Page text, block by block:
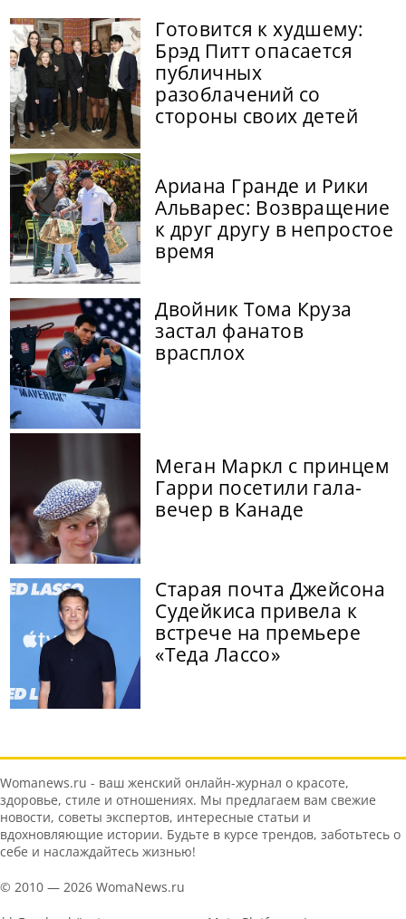
Готовится к худшему:
Брэд Питт опасается
публичных
разоблачений со
стороны своих детей
Ариана Гранде и Рики
Альварес: Возвращение
к друг другу в непростое
время
Двойник Тома Круза
застал фанатов
врасплох
Меган Маркл с принцем
Гарри посетили гала-
вечер в Канаде
Старая почта Джейсона
Судейкиса привела к
встрече на премьере
«Теда Лассо»
Womanews.ru - ваш женский онлайн-журнал о красоте,
здоровье, стиле и отношениях. Мы предлагаем вам свежие
новости, советы экспертов, интересные статьи и
вдохновляющие истории. Будьте в курсе трендов, заботьтесь о
себе и наслаждайтесь жизнью!
© 2010 — 2026 WomaNews.ru